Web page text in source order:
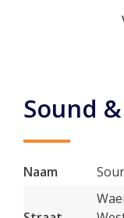
Sound
Naam